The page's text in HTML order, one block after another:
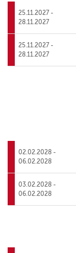
25.11.2027 -
28.11.2027
25.11.2027 -
28.11.2027
02.02.2028 -
06.02.2028
03.02.2028 -
06.02.2028